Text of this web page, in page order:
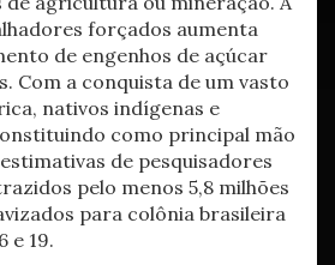
forçados aumenta
de engenhos de açúcar
Com a conquista de um vasto
nativos indígenas e
como principal mão
de pesquisadores
pelo menos 5,8 milhões
para colônia brasileira
e 19.